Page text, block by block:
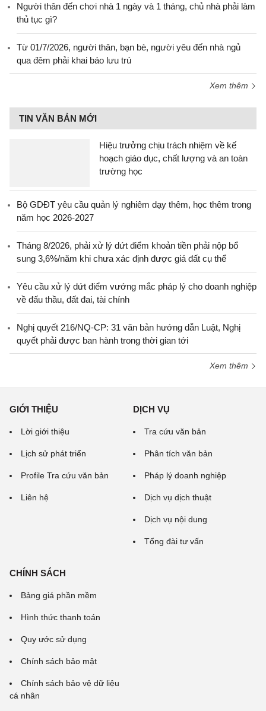
Người thân đến chơi nhà 1 ngày và 1 tháng, chủ nhà phải làm
thủ tục gì?
Từ 01/7/2026, người thân, bạn bè, người yêu đến nhà ngủ
qua đêm phải khai báo lưu trú
Xem thêm
TIN VĂN BẢN MỚI
Hiệu trưởng chịu trách nhiệm về kế
hoạch giáo dục, chất lượng và an toàn
trường học
Bộ GDĐT yêu cầu quản lý nghiêm dạy thêm, học thêm trong
năm học 2026-2027
Tháng 8/2026, phải xử lý dứt điểm khoản tiền phải nộp bổ
sung 3,6%/năm khi chưa xác định được giá đất cụ thể
Yêu cầu xử lý dứt điểm vướng mắc pháp lý cho doanh nghiệp
về đấu thầu, đất đai, tài chính
Nghị quyết 216/NQ-CP: 31 văn bản hướng dẫn Luật, Nghị
quyết phải được ban hành trong thời gian tới
Xem thêm
GIỚI THIỆU
Lời giới thiệu
Lịch sử phát triển
Profile Tra cứu văn bản
Liên hệ
DỊCH VỤ
Tra cứu văn bản
Phân tích văn bản
Pháp lý doanh nghiệp
Dịch vụ dịch thuật
Dịch vụ nội dung
Tổng đài tư vấn
CHÍNH SÁCH
Bảng giá phần mềm
Hình thức thanh toán
Quy ước sử dụng
Chính sách bảo mật
Chính sách bảo vệ dữ liệu
cá nhân